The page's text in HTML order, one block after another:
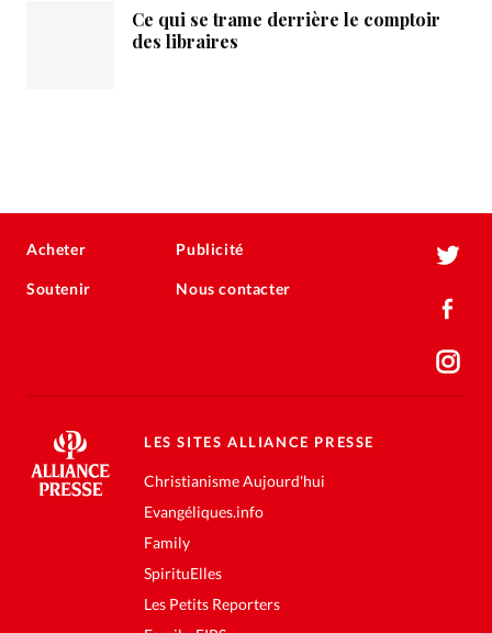
Ce qui se trame derrière le comptoir
des libraires
Acheter
Soutenir
Publicité
Nous contacter
LES SITES ALLIANCE PRESSE
Christianisme Aujourd'hui
Evangéliques.info
Family
SpirituElles
Les Petits Reporters